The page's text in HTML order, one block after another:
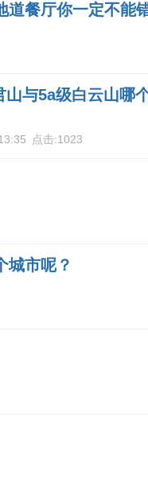
道餐厅你一定不能
山与5a级白云山哪
点击:1023
城市呢？